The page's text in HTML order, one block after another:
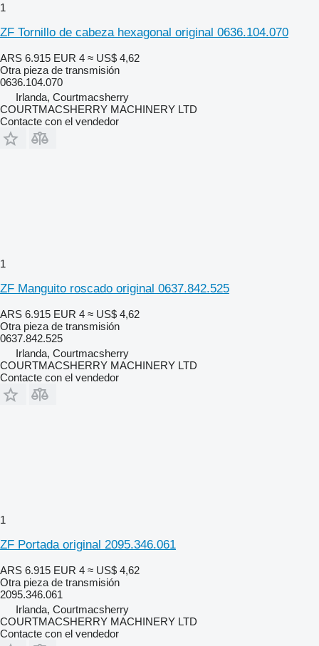
1
ZF Tornillo de cabeza hexagonal original 0636.104.070
ARS 6.915 EUR 4 ≈ US$ 4,62
Otra pieza de transmisión
0636.104.070
Irlanda, Courtmacsherry
COURTMACSHERRY MACHINERY LTD
Contacte con el vendedor
1
ZF Manguito roscado original 0637.842.525
ARS 6.915 EUR 4 ≈ US$ 4,62
Otra pieza de transmisión
0637.842.525
Irlanda, Courtmacsherry
COURTMACSHERRY MACHINERY LTD
Contacte con el vendedor
1
ZF Portada original 2095.346.061
ARS 6.915 EUR 4 ≈ US$ 4,62
Otra pieza de transmisión
2095.346.061
Irlanda, Courtmacsherry
COURTMACSHERRY MACHINERY LTD
Contacte con el vendedor